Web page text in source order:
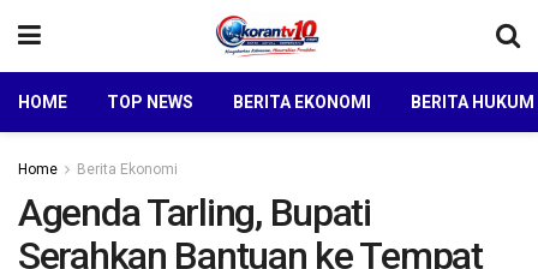
HOME TOP NEWS BERITA EKONOMI BERITA
Home Berita Ekonomi
Agenda Tarling, Bupati
Serahkan Bantuan ke Tempat